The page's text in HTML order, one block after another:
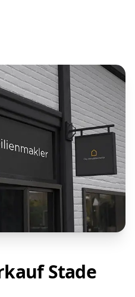
Stade